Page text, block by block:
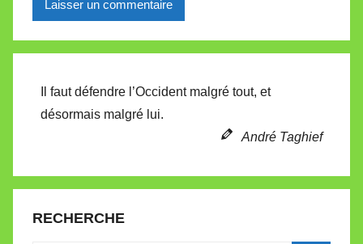
Il faut défendre l’Occident malgré tout, et
désormais malgré lui.
André Taghief
RECHERCHE